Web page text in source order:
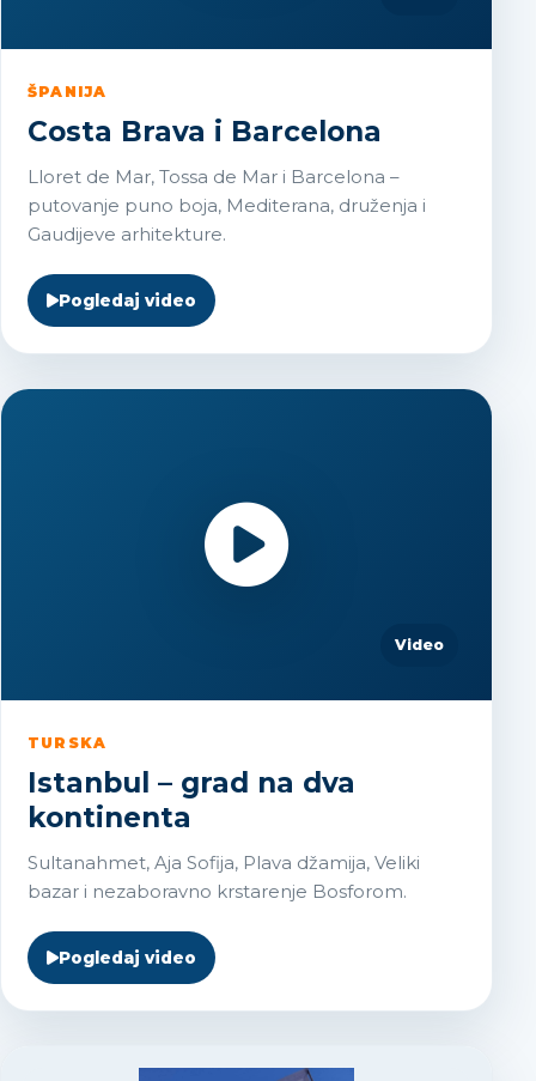
ŠPANIJA
Costa Brava i Barcelona
Lloret de Mar, Tossa de Mar i Barcelona –
putovanje puno boja, Mediterana, druženja i
Gaudijeve arhitekture.
Pogledaj video
Video
TURSKA
Istanbul – grad na dva
kontinenta
Sultanahmet, Aja Sofija, Plava džamija, Veliki
bazar i nezaboravno krstarenje Bosforom.
Pogledaj video